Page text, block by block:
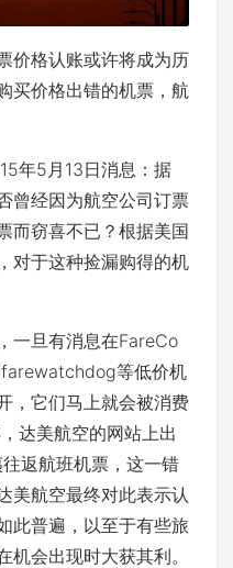
格认账或许将成为历
买价格出错的机票，航
年5月13日消息：据
曾经因为航空公司订票
而窃喜不已？根据美国
对于这种捡漏购得的机
旦有消息在FareCo
等低价机
，它们马上就会被消费
达美航空的网站上出
返航班机票，这一错
美航空最终对此表示认
此普遍，以至于有些旅
会出现时大获其利。